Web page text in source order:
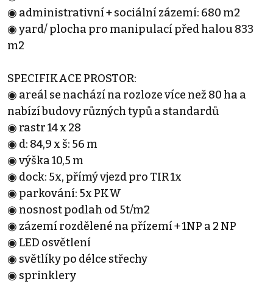
◉ administrativní + sociální zázemí: 680 m2
◉ yard/ plocha pro manipulací před halou 833
m2
SPECIFIKACE PROSTOR:
◉ areál se nachází na rozloze více než 80 ha a
nabízí budovy různých typů a standardů
◉ rastr 14 x 28
◉ d: 84,9 x š: 56 m
◉ výška 10,5 m
◉ dock: 5x, přímý vjezd pro TIR 1x
◉ parkování: 5x PKW
◉ nosnost podlah od 5t/m2
◉ zázemí rozdělené na přízemí + 1NP a 2 NP
◉ LED osvětlení
◉ světlíky po délce střechy
◉ sprinklery